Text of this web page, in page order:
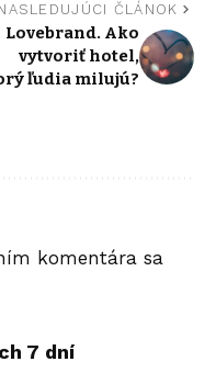
ČLÁNOK
Lovebrand. Ako
vytvoriť hotel,
ľudia milujú?
komentára sa
7 dní